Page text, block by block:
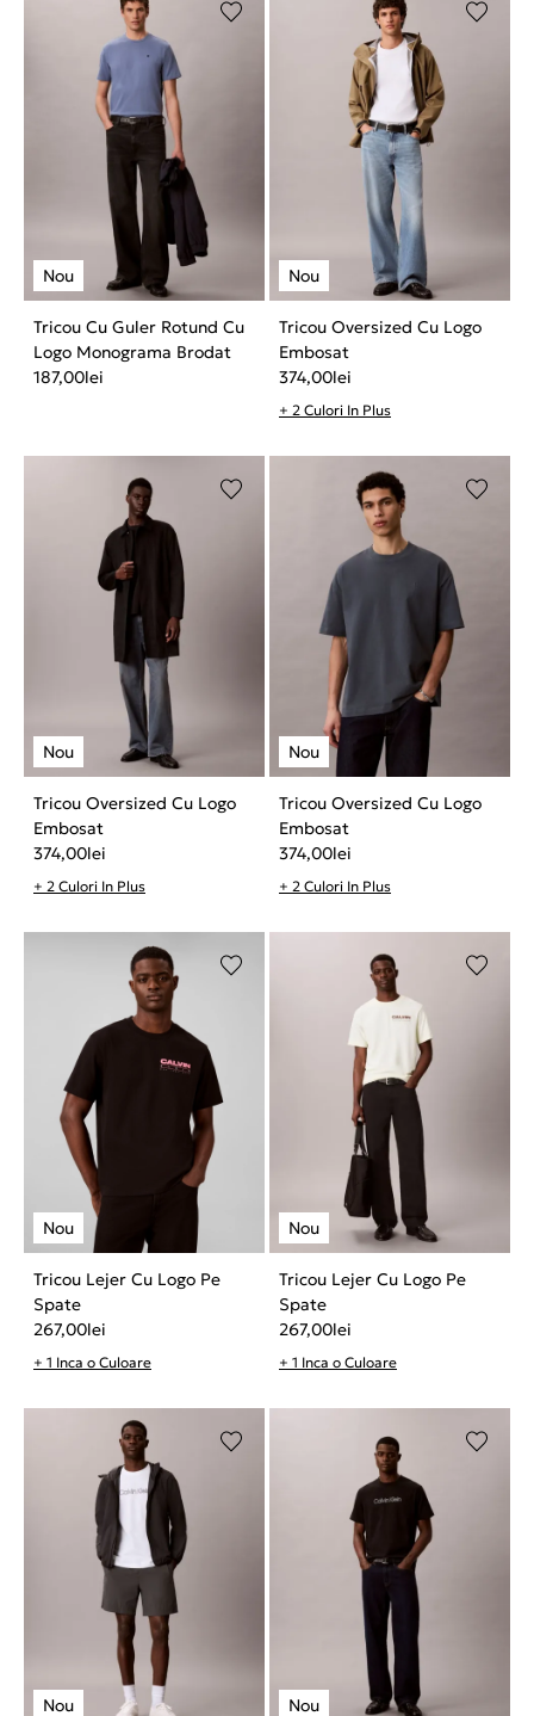
Tricou Cu Guler Rotund Cu
Logo Monograma Brodat
187,00lei
Tricou Oversized Cu Logo
Embosat
374,00lei
+ 2 Culori In Plus
Tricou Oversized Cu Logo
Embosat
374,00lei
+ 2 Culori In Plus
Tricou Oversized Cu Logo
Embosat
374,00lei
+ 2 Culori In Plus
Tricou Lejer Cu Logo Pe
Spate
267,00lei
+ 1 Inca o Culoare
Tricou Lejer Cu Logo Pe
Spate
267,00lei
+ 1 Inca o Culoare